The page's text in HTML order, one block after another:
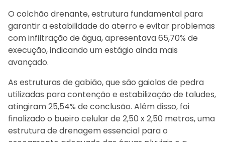
O colchão drenante, estrutura fundamental para
garantir a estabilidade do aterro e evitar problemas
com infiltração de água, apresentava 65,70% de
execução, indicando um estágio ainda mais
avançado.
As estruturas de gabião, que são gaiolas de pedra
utilizadas para contenção e estabilização de taludes,
atingiram 25,54% de conclusão. Além disso, foi
finalizado o bueiro celular de 2,50 x 2,50 metros, uma
estrutura de drenagem essencial para o